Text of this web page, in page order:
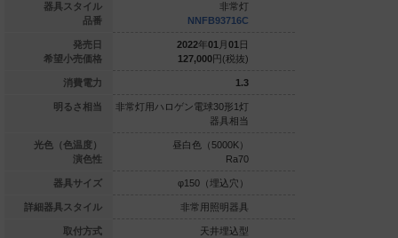
器具スタイル
品番
発売日
希望小売価格
消費電力
明るさ相当
光色（色温度）
演色性
器具サイズ
詳細器具スタイル
取付方式
非常灯
円(税抜)
6.6
電球100V50形
色（5000K）
（埋込穴）
常用照明器具
天井埋込型
非常灯
NNFB93716C
2022年01 月 01 日
127,000円(税抜)
1.3
非常灯用ハロゲン電球30形1灯
器具相当
昼白色（5000K）
Ra70
φ150（埋込穴）
非常用照明器具
天井埋込型